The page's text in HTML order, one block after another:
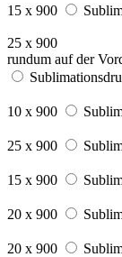
15 x 900
25 x 900
rundum auf der
10 x 900
25 x 900
15 x 900
20 x 900
20 x 900